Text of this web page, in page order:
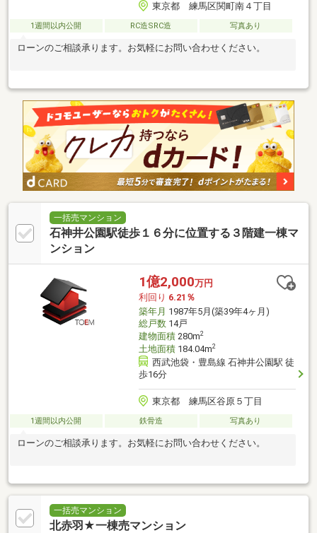
東京都 練馬区関町南４丁目
1週間以内公開 RC造SRC造 写真あり
ローンのご相談承ります。お気軽にお問い合わせください。
一括売マンション
石神井公園駅徒歩１６分に位置する３階建一棟マ
ンション
1億2,000万円
利回り 6.21％
築年月 1987年5月(築39年4ヶ月)
総戸数14戸
建物面積280m2
土地面積184.04m2
西武池袋・豊島線 石神井公園駅 徒
歩16分
東京都 練馬区谷原５丁目
1週間以内公開 鉄骨造 写真あり
ローンのご相談承ります。お気軽にお問い合わせください。
一括売マンション
北赤羽★一棟売マンション